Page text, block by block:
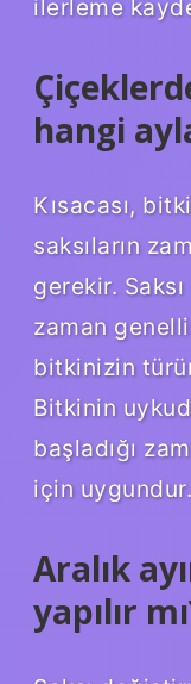
ilerleme
hangi
Kısacası,
saksıların
gerekir.
zaman
bitkinizin
Bitkinin
başladığı
için uygundur.
Aralık
yapılır